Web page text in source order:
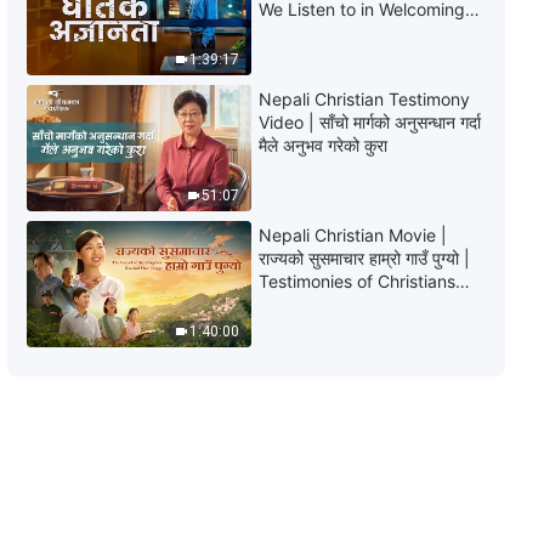
29:58
खडा हुन्छस्?”
1:12:01
परमेश्‍वरको वचन | “सफलता वा असफलता
मानिसले हिँड्ने मार्गमा नै निर्भर हुन्छ”
47:15
परमेश्‍वरको वचन | “परमेश्‍वरको काम र
मानिसको काम” (भाग एक)
1:39:17
We Listen to in Welcoming
51:07
Nepali Christian Testimony
Video | साँचो मार्गको अनुसन्धान गर्दा
मैले अनुभव गरेको कुरा
1:40:00
Nepali Christian Movie |
राज्यको सुसमाचार हाम्रो गाउँ पुग्यो |
Testimonies of Christians